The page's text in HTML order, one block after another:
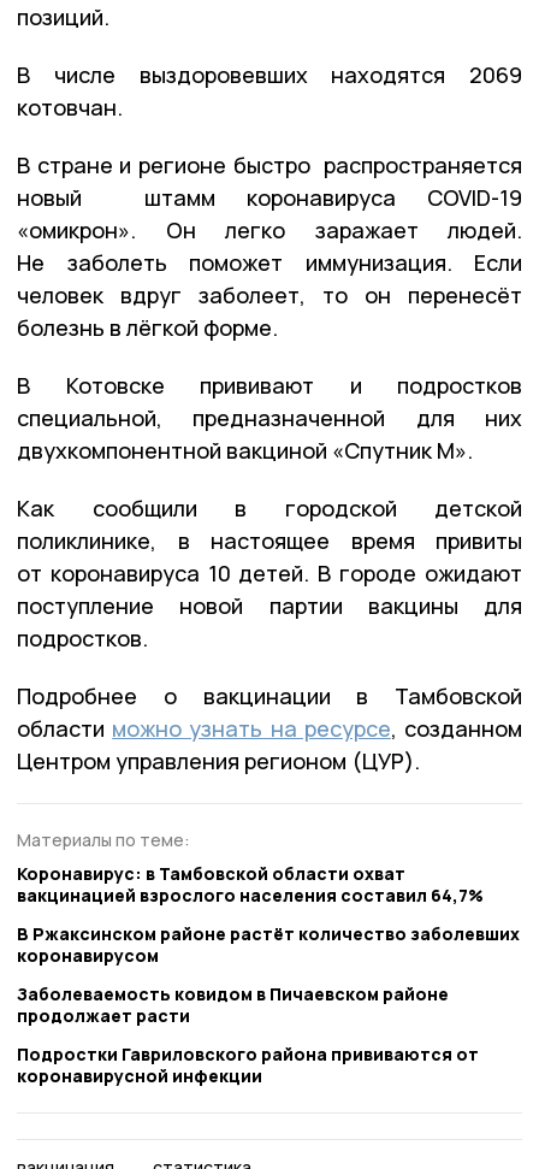
позиций.
В числе выздоровевших находятся 2069
котовчан.
В стране и регионе быстро распространяется
новый штамм коронавируса COVID-19
«омикрон». Он легко заражает людей.
Не заболеть поможет иммунизация. Если
человек вдруг заболеет, то он перенесёт
болезнь в лёгкой форме.
В Котовске прививают и подростков
специальной, предназначенной для них
двухкомпонентной вакциной «Спутник М».
Как сообщили в городской детской
поликлинике, в настоящее время привиты
от коронавируса 10 детей. В городе ожидают
поступление новой партии вакцины для
подростков.
Подробнее о вакцинации в Тамбовской
области можно узнать на ресурсе, созданном
Центром управления регионом (ЦУР).
Материалы по теме:
Коронавирус: в Тамбовской области охват
вакцинацией взрослого населения составил 64,7%
В Ржаксинском районе растёт количество заболевших
коронавирусом
Заболеваемость ковидом в Пичаевском районе
продолжает расти
Подростки Гавриловского района прививаются от
коронавирусной инфекции